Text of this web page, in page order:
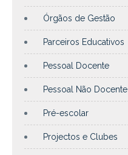
Órgãos de Gestão
Parceiros Educativos
Pessoal Docente
Pessoal Não Docente
Pré-escolar
Projectos e Clubes